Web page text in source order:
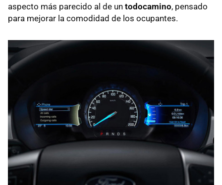
aspecto más parecido al de un todocamino, pensado
para mejorar la comodidad de los ocupantes.